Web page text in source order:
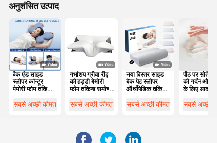
अनुशंसित उत्पाद
बैक एंड साइड
स्लीपर कॉन्टूर
मेमोरी फोम तकिया
साथ मशीन धोने के
सबसे अच्छी कीमत
गर्भाशय ग्रीवा रीढ़
की हड्डी मेमोरी
फोम तकिया समोच्च
के आकार का
सबसे अच्छी कीमत
नया बिस्तर साइड
बैक पेट स्लीपर
ऑर्थोपेडिक तकिया
समोच्च एर्गोनोमिक
सबसे अच्छी कीमत
पीठ पर सोते
की गर्दन और
के लिए आदर्श
सबसे अच्छी